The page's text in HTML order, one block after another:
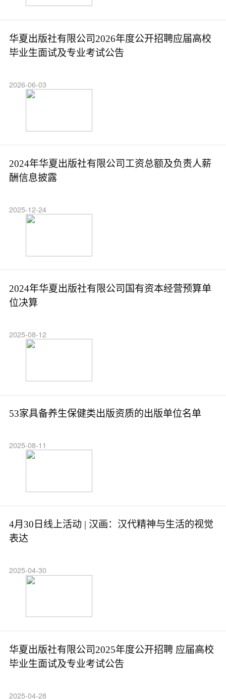
华夏出版社有限公司2026年度公开招聘应届高校
毕业生面试及专业考试公告
2026-06-03
2024年华夏出版社有限公司工资总额及负责人薪
酬信息披露
2025-12-24
2024年华夏出版社有限公司国有资本经营预算单
位决算
2025-08-12
53家具备养生保健类出版资质的出版单位名单
2025-08-11
4月30日线上活动 | 汉画：汉代精神与生活的视觉
表达
2025-04-30
华夏出版社有限公司2025年度公开招聘 应届高校
毕业生面试及专业考试公告
2025-04-28